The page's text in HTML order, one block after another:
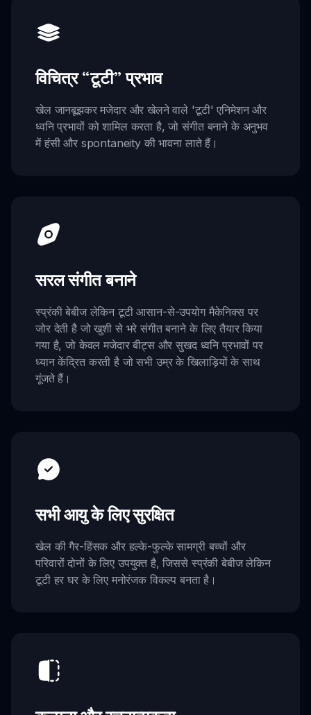
विचित्र “टूटी” प्रभाव
खेल जानबूझकर मजेदार और खेलने वाले 'टूटी' एनिमेशन और
ध्वनि प्रभावों को शामिल करता है, जो संगीत बनाने के अनुभव
में हंसी और spontaneity की भावना लाते हैं।
सरल संगीत बनाने
स्प्रंकी बेबीज लेकिन टूटी आसान-से-उपयोग मैकेनिक्स पर
जोर देती है जो खुशी से भरे संगीत बनाने के लिए तैयार किया
गया है, जो केवल मजेदार बीट्स और सुखद ध्वनि प्रभावों पर
ध्यान केंद्रित करती है जो सभी उम्र के खिलाड़ियों के साथ
गूंजते हैं।
सभी आयु के लिए सुरक्षित
खेल की गैर-हिंसक और हल्के-फुल्के सामग्री बच्चों और
परिवारों दोनों के लिए उपयुक्त है, जिससे स्प्रंकी बेबीज लेकिन
टूटी हर घर के लिए मनोरंजक विकल्प बनता है।